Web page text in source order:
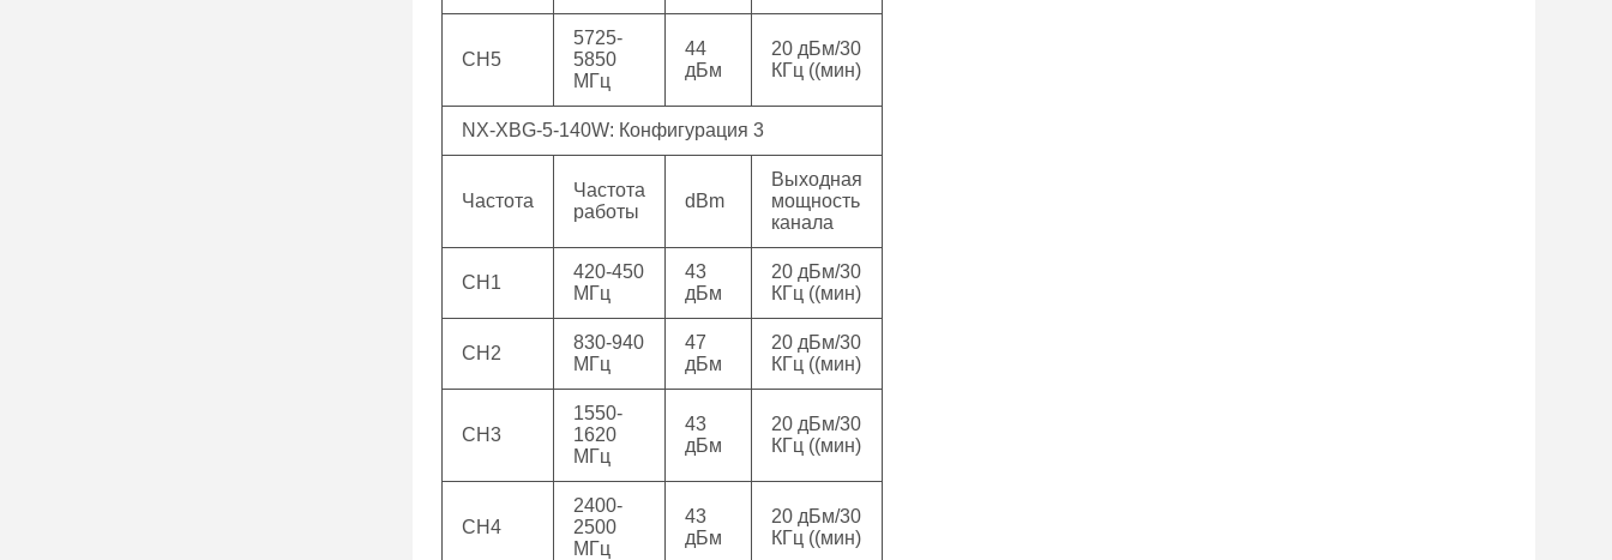
CH5
5725-
5850
МГц
44
дБм
20 дБм/30
КГц ((мин)
NX-XBG-5-140W: Конфигурация 3
Частота
Частота
работы
dBm
Выходная
мощность
канала
CH1
420-450
МГц
43
дБм
20 дБм/30
КГц ((мин)
CH2
830-940
МГц
47
дБм
20 дБм/30
КГц ((мин)
CH3
1550-
1620
МГц
43
дБм
20 дБм/30
КГц ((мин)
CH4
2400-
2500
МГц
43
дБм
20 дБм/30
КГц ((мин)